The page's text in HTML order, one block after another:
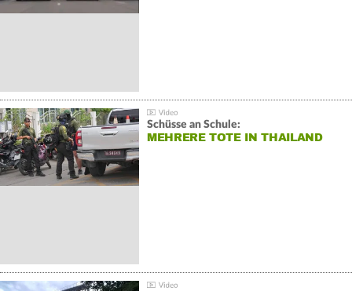
Schüsse an Schule:
MEHRERE TOTE IN THAILAND